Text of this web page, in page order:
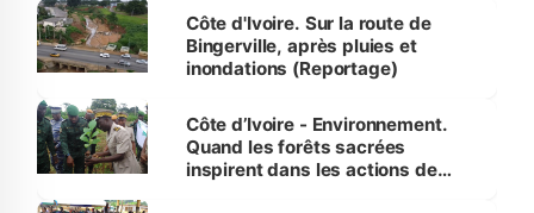
(Alassane Ouattara
Côte d'Ivoire. Sur la route de
Bingerville, après pluies et
inondations (Reportage)
Côte d’Ivoire - Environnement.
Quand les forêts sacrées
inspirent dans les actions de